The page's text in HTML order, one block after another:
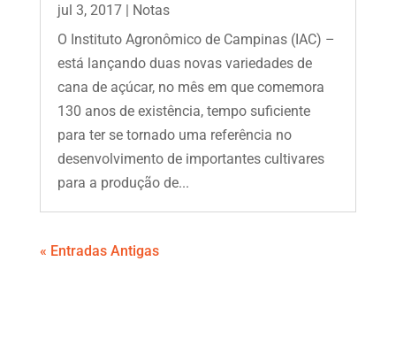
jul 3, 2017| Notas
O Instituto Agronômico de Campinas (IAC) –
está lançando duas novas variedades de
cana de açúcar, no mês em que comemora
130 anos de existência, tempo suficiente
para ter se tornado uma referência no
desenvolvimento de importantes cultivares
para a produção de...
« Entradas Antigas